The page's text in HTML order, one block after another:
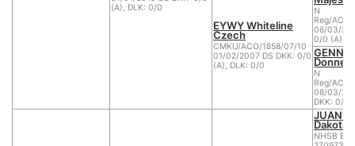
(A), DLK: 0/0
EYWY Whiteline
Czech
CMKU/ACO/1858/07/10
01/02/2007 DS DKK: 0/0
(A), DLK: 0/0
N
Reg/
06/03/
0/0 (A)
GENNY
N
Reg/
08/03/
DKK: 0/0
JUAN
Dakota
NHSB